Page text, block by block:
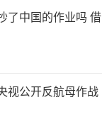
了中国的作业吗 借
视公开反航母作战